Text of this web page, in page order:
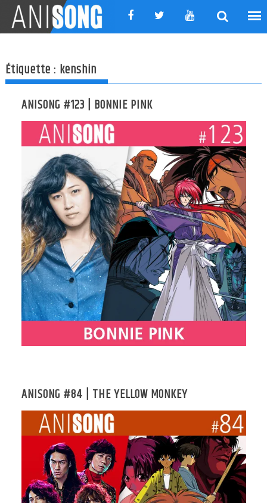
content
Étiquette : kenshin
ANISONG #123 | BONNIE PINK
ANISONG #84 | THE YELLOW MONKEY